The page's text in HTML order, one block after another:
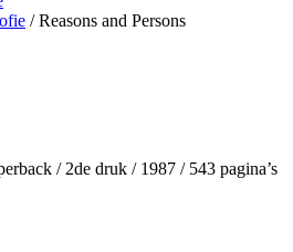
/ Reasons and Persons
/ 2de druk / 1987 / 543 pagina’s